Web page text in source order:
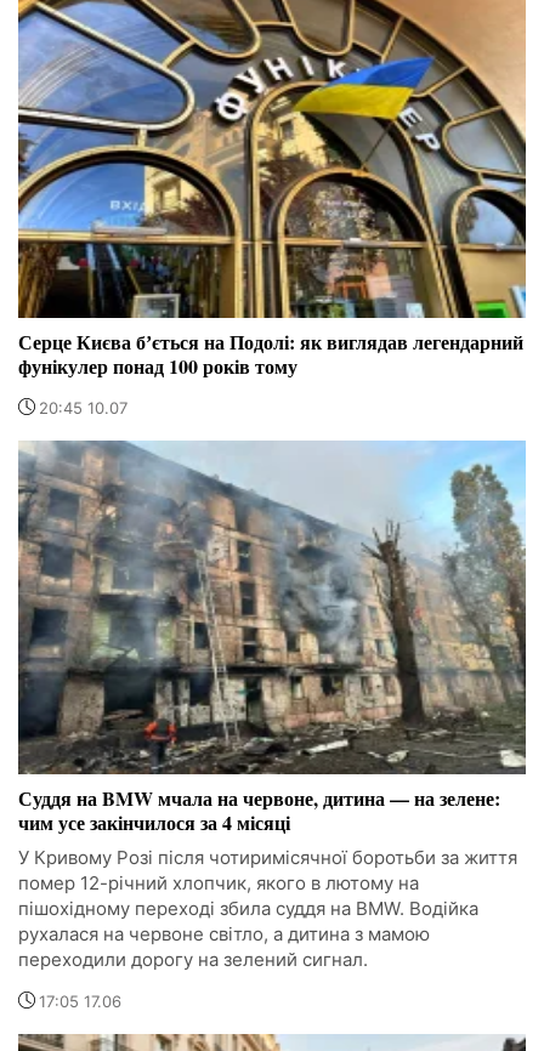
Серце Києва бʼється на Подолі: як виглядав легендарний
фунікулер понад 100 років тому
20:45 10.07
Суддя на BMW мчала на червоне, дитина — на зелене:
чим усе закінчилося за 4 місяці
У Кривому Розі після чотиримісячної боротьби за життя
помер 12-річний хлопчик, якого в лютому на
пішохідному переході збила суддя на BMW. Водійка
рухалася на червоне світло, а дитина з мамою
переходили дорогу на зелений сигнал.
17:05 17.06